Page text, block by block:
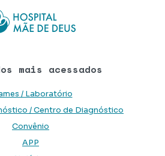
mais acessados
/ Laboratório
/ Centro de Diagnóstico
Convênio
APP